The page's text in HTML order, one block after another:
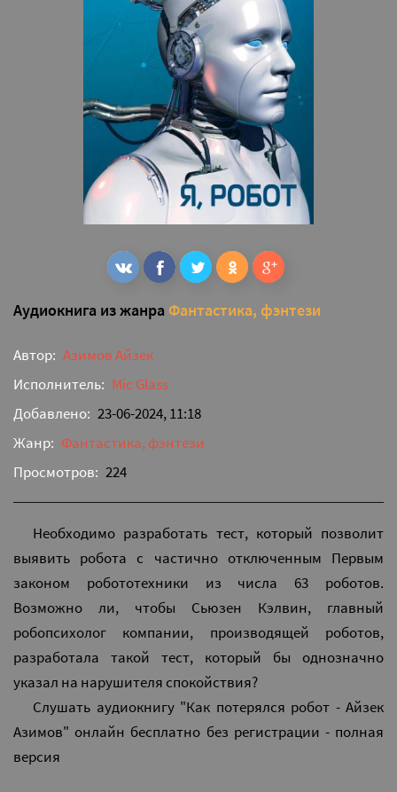
Аудиокнига из жанра Фантастика, фэнтези
Автор: Азимов Айзек
Исполнитель: Mic Glass
Добавлено: 23-06-2024, 11:18
Жанр: Фантастика, фэнтези
Просмотров: 224
Необходимо разработать тест, который позволит
выявить робота с частично отключенным Первым
законом робототехники из числа 63 роботов.
Возможно ли, чтобы Сьюзен Кэлвин, главный
робопсихолог компании, производящей роботов,
разработала такой тест, который бы однозначно
указал на нарушителя спокойствия?
Слушать аудиокнигу "Как потерялся робот - Айзек
Азимов" онлайн бесплатно без регистрации - полная
версия